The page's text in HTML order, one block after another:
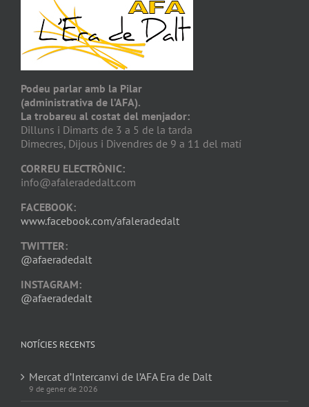
Podeu parlar amb la Pilar
(administrativa de l’AFA).
La trobareu al costat del menjador:
Dilluns i Dimarts de 3 a 5 de la tarda
Dimecres, Dijous i Divendres de 9 a 11 del matí
CORREU ELECTRÒNIC:
info@afaleradedalt.com
FACEBOOK:
www.facebook.com/afaleradedalt
TWITTER:
@afaeradedalt
INSTAGRAM:
@afaeradedalt
NOTÍCIES RECENTS
Mercat d’Intercanvi de l’AFA Era de Dalt
9 de gener de 2026